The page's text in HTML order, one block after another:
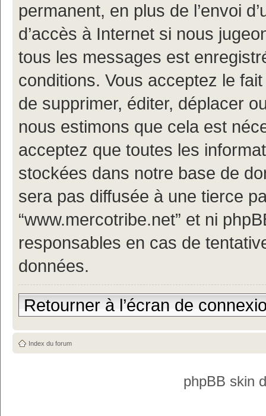
permanent, en plus de l’envoi
d’accès à Internet si nous
tous les messages est
conditions. Vous acceptez le
de supprimer, éditer, déplacer
nous estimons que cela est
acceptez que toutes les
stockées dans notre base de
sera pas diffusée à une tierce
“www.mercotribe.net” et ni
responsables en cas de
données.
Retourner à l’écran de
Index du forum
phpBB skin